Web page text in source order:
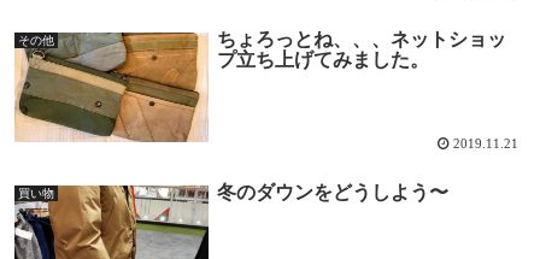
その他
ちょろっとね、、、ネットショッ
プ立ち上げてみました。
2019.11.21
買い物 冬のダウンをどうしよう〜